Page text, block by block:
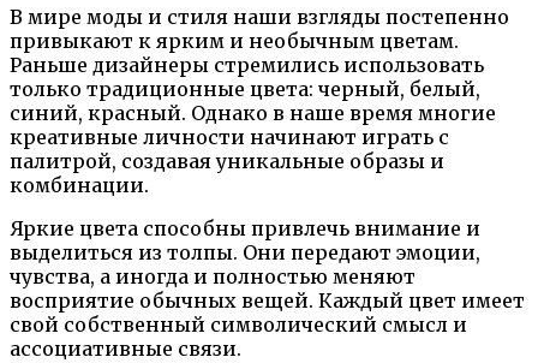
В мире моды и стиля наши взгляды постепенно
привыкают к ярким и необычным цветам.
Раньше дизайнеры стремились использовать
только традиционные цвета: черный, белый,
синий, красный. Однако в наше время многие
креативные личности начинают играть с
палитрой, создавая уникальные образы и
комбинации.
Яркие цвета способны привлечь внимание и
выделиться из толпы. Они передают эмоции,
чувства, а иногда и полностью меняют
восприятие обычных вещей. Каждый цвет имеет
свой собственный символический смысл и
ассоциативные связи.